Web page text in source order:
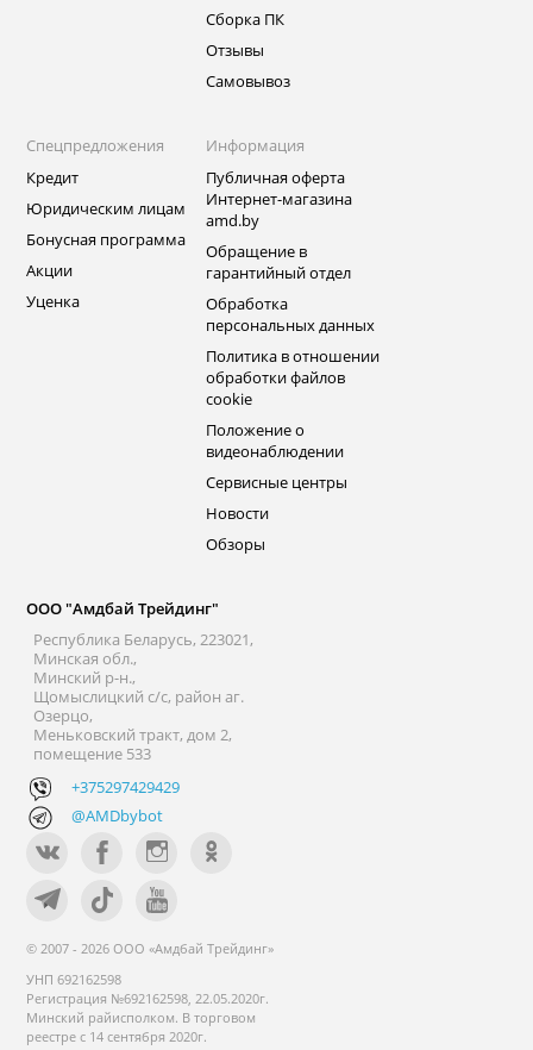
Сборка ПК
Отзывы
Самовывоз
Спецпредложения
Кредит
Юридическим лицам
Бонусная программа
Акции
Уценка
Информация
Публичная оферта
Интернет-магазина
amd.by
Обращение в
гарантийный отдел
Обработка
персональных данных
Политика в отношении
обработки файлов
cookie
Положение о
видеонаблюдении
Сервисные центры
Новости
Обзоры
ООО "Амдбай Трейдинг"
Республика Беларусь, 223021,
Минская обл.,
Минский р-н.,
Щомыслицкий с/с, район аг.
Озерцо,
Меньковский тракт, дом 2,
помещение 533
+375297429429
@AMDbybot
© 2007 - 2026 ООО «Амдбай Трейдинг»
УНП 692162598
Регистрация №692162598, 22.05.2020г.
Минский райисполком. В торговом
реестре с 14 сентября 2020г.